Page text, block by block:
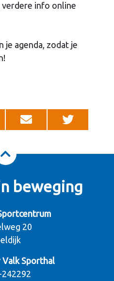
verdere info online
je agenda, zodat je
beweging
20
Valk Sporthal